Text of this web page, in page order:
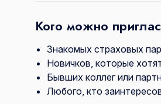
Кого можно
Знакомых страховых
Новичков, которые
Бывших коллег или
Любого, кто